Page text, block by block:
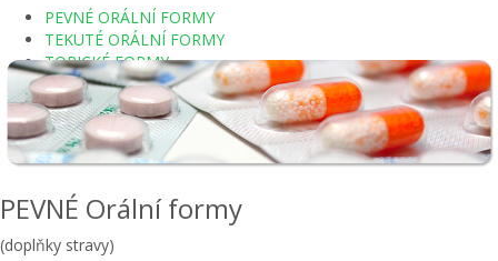
PEVNÉ ORÁLNÍ FORMY
TEKUTÉ ORÁLNÍ FORMY
TOPICKÉ FORMY
ADJUSTACE
PEVNÉ Orální formy
(doplňky stravy)